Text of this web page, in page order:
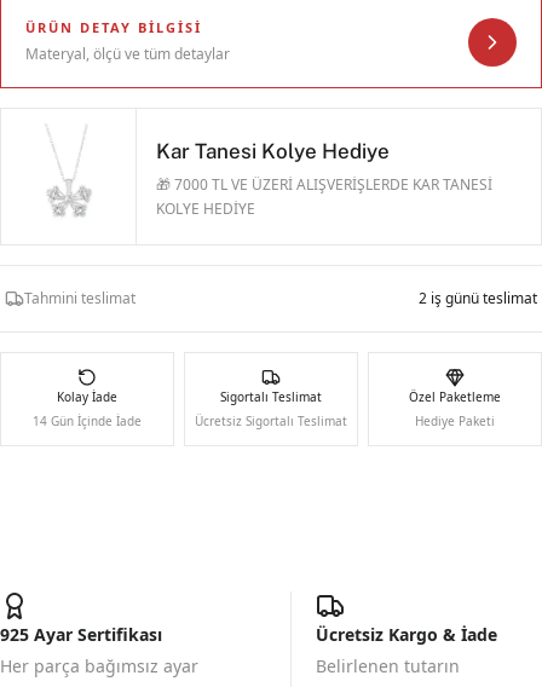
ÜRÜN DETAY BILGISI
Materyal, ölçü ve tüm detaylar
Kar Tanesi Kolye Hediye
🎁 7000 TL VE ÜZERİ ALIŞVERİŞLERDE KAR TANESİ
KOLYE HEDİYE
Tahmini teslimat 2 iş günü teslimat
Kolay İade
14 Gün İçinde İade
Sigortalı Teslimat
Ücretsiz Sigortalı Teslimat
Özel Paketleme
Hediye Paketi
925 Ayar Sertifikası
Her parça bağımsız ayar
Ücretsiz Kargo & İade
Belirlenen tutarın